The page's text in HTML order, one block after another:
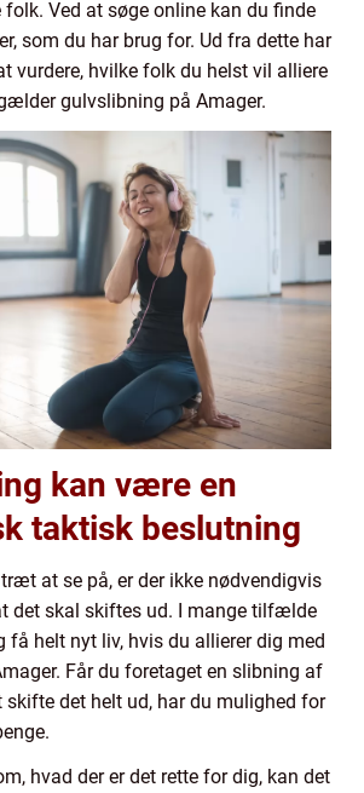
Ved at søge online kan du finde
som du har brug for. Ud fra dette har
vurdere, hvilke folk du helst vil alliere
gulvslibning på Amager.
kan være en
taktisk beslutning
at se på, er der ikke nødvendigvis
det skal skiftes ud. I mange tilfælde
få helt nyt liv, hvis du allierer dig med
Får du foretaget en slibning af
det helt ud, har du mulighed for
hvad der er det rette for dig, kan det